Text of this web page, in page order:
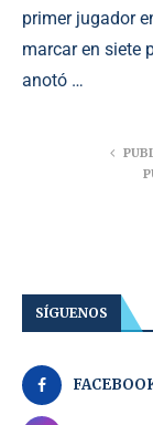
primer jugador
marcar en siete
anotó …
SÍGUENOS